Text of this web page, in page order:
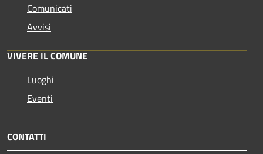
Comunicati
Avvisi
VIVERE IL COMUNE
Luoghi
Eventi
CONTATTI